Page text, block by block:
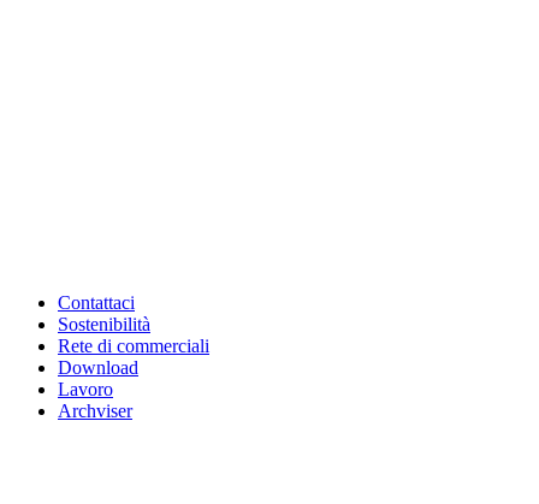
Contattaci
Sostenibilità
Rete di commerciali
Download
Lavoro
Archviser